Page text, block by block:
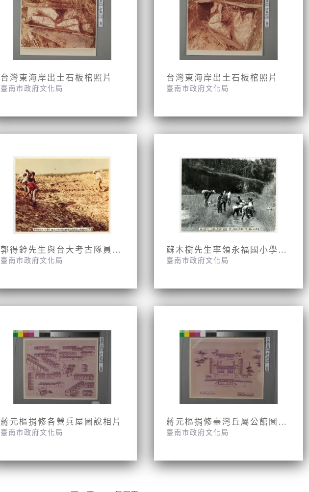
台灣東海岸出土石板棺照片
臺南市政府文化局
台灣東海岸出土石板棺照片
臺南市政府文化局
郭得鈴先生與台大考古隊員調查台南縣烏山頭遺址的情景
臺南市政府文化局
蘇木樹先生率領永福國小學生調查台南縣牛稠子遺址的情景
臺南市政府文化局
蔣元樞捐修各營兵屋圖說相片
臺南市政府文化局
蔣元樞捐修臺灣丘屬公館圖說相片
臺南市政府文化局